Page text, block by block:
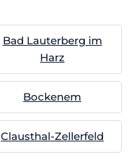
Bad Lauterberg im
Harz
Bockenem
Clausthal-Zellerfeld